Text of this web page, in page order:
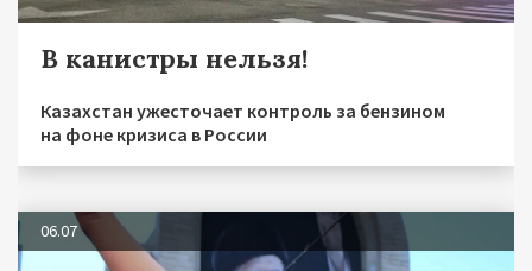
В канистры нельзя!
Казахстан ужесточает контроль за бензином
на фоне кризиса в России
06.07